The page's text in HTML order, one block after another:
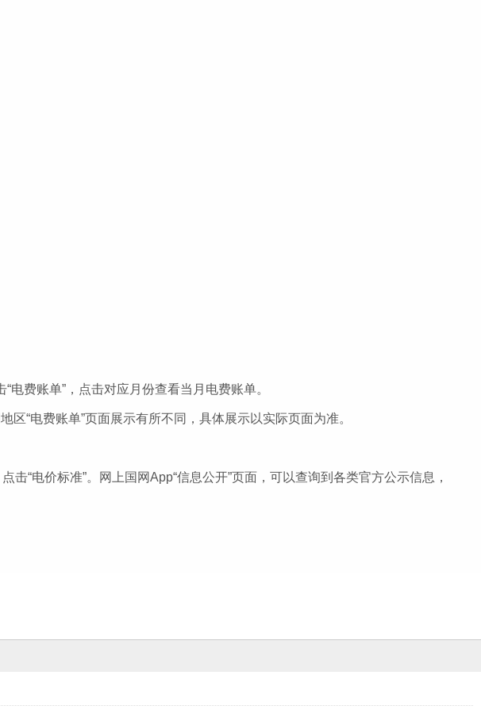
电费账单”，点击对应月份查看当月电费账单。
“电费账单”页面展示有所不同，具体展示以实际页面为准。
击“电价标准”。网上国网App“信息公开”页面，可以查询到各类官方公示信息，